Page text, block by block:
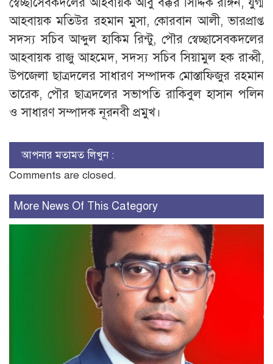
আহবায়ক মতিউর রহমান মুসা, কোরবান আলী, ভারপ্রাপ্ত
সদস্য সচিব আব্দুল হাকিম রিন্টু, পৌর স্বেচ্ছাসেবকদলের
আহবায়ক রাজু আহমেদ, সদস্য সচিব সিয়ামুল হক রাব্বী,
উপজেলা ছাত্রদলের সাধারণ সম্পাদক মোস্তাফিজুর রহমান
তারেক, পৌর ছাত্রদলের সভাপতি রাকিবুল হাসান পলিন
ও সাধারণ সম্পাদক নূরনবী প্রমুখ।
আপনার মতামত লিখুন :
Comments are closed.
More News Of This Category